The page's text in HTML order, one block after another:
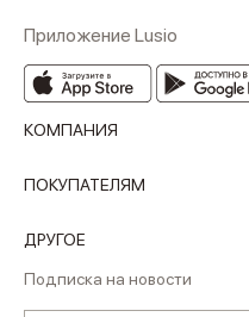
Приложение Lusio
КОМПАНИЯ
ПОКУПАТЕЛЯМ
ДРУГОЕ
Подписка на новости